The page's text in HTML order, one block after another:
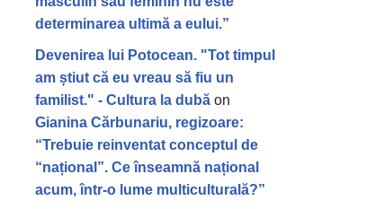
determinarea ultimă a eului.”
Devenirea lui Potocean. "Tot timpul
am știut că eu vreau să fiu un
familist." - Cultura la dubă on
Gianina Cărbunariu, regizoare:
“Trebuie reinventat conceptul de
“național”. Ce înseamnă național
acum, într-o lume multiculturală?”